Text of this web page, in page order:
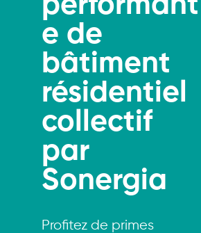
e de
bâtiment
résidentiel
collectif
par
Sonergia
Profitez de primes